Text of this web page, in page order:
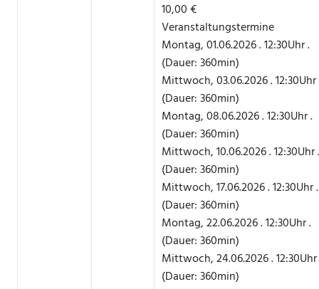
10,00 €
Veranstaltungstermine
Montag, 01.06.2026 . 12:30Uhr .
(Dauer: 360min)
Mittwoch, 03.06.2026 . 12:30Uhr
(Dauer: 360min)
Montag, 08.06.2026 . 12:30Uhr .
(Dauer: 360min)
Mittwoch, 10.06.2026 . 12:30Uhr .
(Dauer: 360min)
Mittwoch, 17.06.2026 . 12:30Uhr .
(Dauer: 360min)
Montag, 22.06.2026 . 12:30Uhr .
(Dauer: 360min)
Mittwoch, 24.06.2026 . 12:30Uhr
(Dauer: 360min)